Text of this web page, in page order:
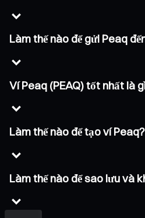
Làm thế nào để gửi Peaq
Ví Peaq (PEAQ) tốt nhất là
Làm thế nào để tạo ví Peaq?
Làm thế nào để sao lưu và